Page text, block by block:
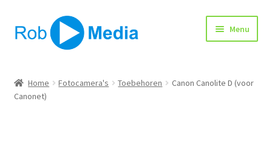
door
naar
Menu
Home Fotocamera's Toebehoren
Canon Canolite D (voor
Canonet)